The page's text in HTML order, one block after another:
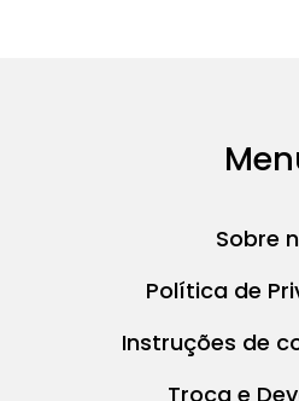
Sobre
Política de
Instruções de
Troca e